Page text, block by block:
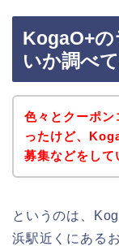
KogaO+
いか調べ
色々とクーポン
ったけど、
募集などをして
というのは、
浜駅近くにある